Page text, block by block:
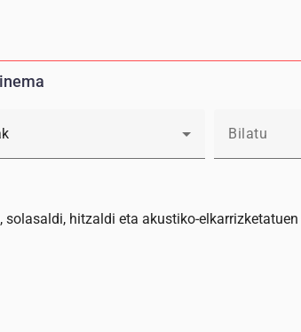
hitzaldi eta akustiko-